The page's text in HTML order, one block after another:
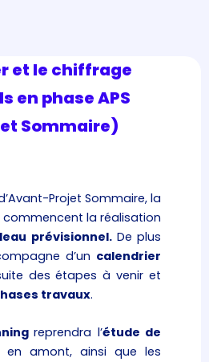
et le chiffrage
en phase APS
Sommaire)
Projet Sommaire, la
commencent la réalisation
prévisionnel.De plus
d’un calendrier
des étapes à venir et
travaux.
reprendra l’étude de
amont, ainsi que les